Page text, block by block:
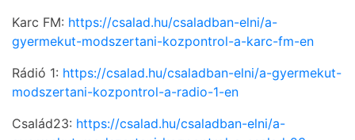
Karc FM: https://csalad.hu/csaladban-elni/a-
gyermekut-modszertani-kozpontrol-a-karc-fm-en
Rádió 1: https://csalad.hu/csaladban-elni/a-gyermekut-
modszertani-kozpontrol-a-radio-1-en
Család23: https://csalad.hu/csaladban-elni/a-